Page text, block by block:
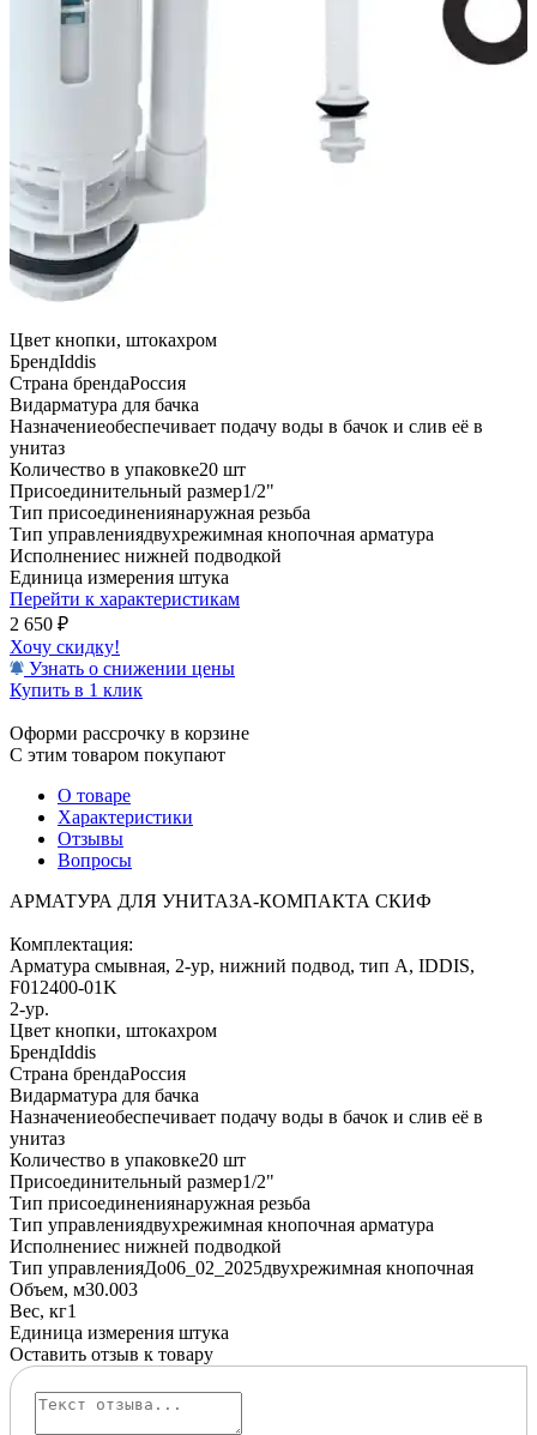
Цвет кнопки, штокахром
БрендIddis
Страна брендаРоссия
Видарматура для бачка
Назначениеобеспечивает подачу воды в бачок и слив её в
унитаз
Количество в упаковке20 шт
Присоединительный размер1/2"
Тип присоединениянаружная резьба
Тип управлениядвухрежимная кнопочная арматура
Исполнениес нижней подводкой
Единица измерения штука
Перейти к характеристикам
2 650 ₽
Хочу скидку!
Узнать о снижении цены
Купить в 1 клик
Оформи рассрочку в корзине
С этим товаром покупают
О товаре
Характеристики
Отзывы
Вопросы
АРМАТУРА ДЛЯ УНИТАЗА-КОМПАКТА СКИФ
Комплектация:
Арматура смывная, 2-ур, нижний подвод, тип А, IDDIS,
F012400-01K
2-ур.
Цвет кнопки, штокахром
БрендIddis
Страна брендаРоссия
Видарматура для бачка
Назначениеобеспечивает подачу воды в бачок и слив её в
унитаз
Количество в упаковке20 шт
Присоединительный размер1/2"
Тип присоединениянаружная резьба
Тип управлениядвухрежимная кнопочная арматура
Исполнениес нижней подводкой
Тип управленияДо06_02_2025двухрежимная кнопочная
Объем, м30.003
Вес, кг1
Единица измерения штука
Оставить отзыв к товару